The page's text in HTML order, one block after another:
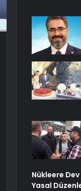
Nükleere
Yasal